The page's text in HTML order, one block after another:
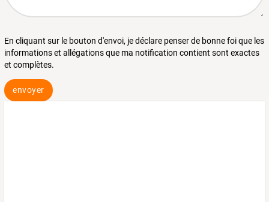
En cliquant sur le bouton d'envoi, je déclare penser de bonne foi que les
informations et allégations que ma notification contient sont exactes
et complètes.
envoyer